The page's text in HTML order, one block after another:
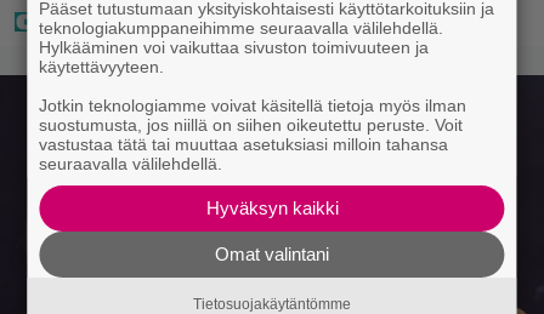
Pääset tutustumaan yksityiskohtaisesti käyttötarkoituksiin ja
teknologiakumppaneihimme seuraavalla välilehdellä.
Hylkääminen voi vaikuttaa sivuston toimivuuteen ja
käytettävyyteen.
Jotkin teknologiamme voivat käsitellä tietoja myös ilman
suostumusta, jos niillä on siihen oikeutettu peruste. Voit
vastustaa tätä tai muuttaa asetuksiasi milloin tahansa
seuraavalla välilehdellä.
Hyväksyn kaikki
Omat valintani
Tietosuojakäytäntömme